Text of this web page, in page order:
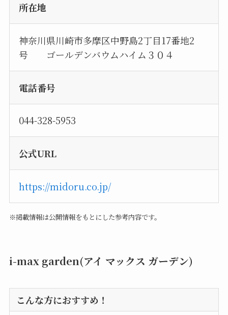
所在地
神奈川県川崎市多摩区中野島2丁目17番地2
号 ゴールデンバウムハイム３０４
電話番号
044-328-5953
公式URL
https://midoru.co.jp/
※掲載情報は公開情報をもとにした参考内容です。
i-max garden(アイ マックス ガーデン)
こんな方におすすめ！